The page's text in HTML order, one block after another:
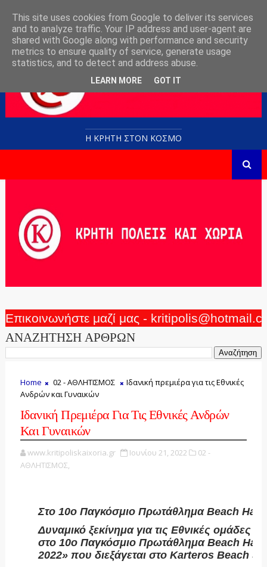
Η ΚΡΗΤΗ ΣΤΟN KOΣΜΟ
Επικοινωνήστε μαζί μας -
ΑΝΑΖΗΤΗΣΗ ΑΡΘΡΩΝ
Home 02 - ΑΘΛΗΤΙΣΜΟΣ
Ιδανική πρεμιέρα για τις Εθνικές
Ανδρών και Γυναικών
Ιδανική Πρεμιέρα Για Τις Εθνικές Ανδρών
Και Γυναικών
www.kritipoliskaixoria.gr Ιουνίου 21, 2022
02 -
ΑΘΛΗΤΙΣΜΟΣ,
Στο 10ο Παγκόσμιο Πρωτάθλημα Beach
Δυναμικό ξεκίνημα για τις Εθνικές ομάδες
στο 10ο Παγκόσμιο Πρωτάθλημα Beach
2022» που διεξάγεται στο Karteros Beach
This site uses cookies from Google to deliver its services
and to analyze traffic. Your IP address and user-agent are
shared with Google along with performance and security
metrics to ensure quality of service, generate usage
statistics, and to detect and address abuse.
LEARN MORE GOT IT